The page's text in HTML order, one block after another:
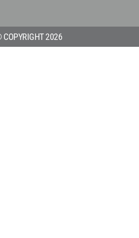
2026